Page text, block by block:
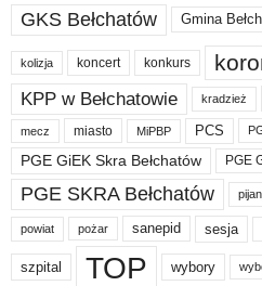
GKS Bełchatów Gmina
kolizja koncert konkurs
KPP w Bełchatowie kradzież
mecz miasto MiPBP PCS
PGE GiEK Skra Bełchatów PGE
PGE SKRA Bełchatów
powiat pożar sanepid sesja
szpital TOP wybory